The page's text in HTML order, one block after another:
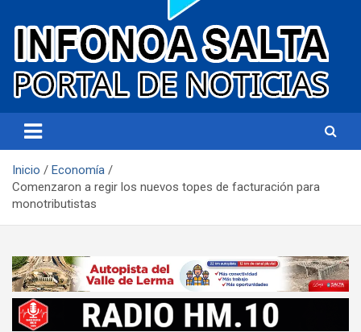
Infonoa Salta
Inicio
Economía
Comenzaron a regir los nuevos topes de facturación para
monotributistas